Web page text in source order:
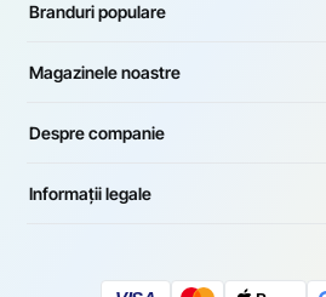
Branduri populare
Magazinele noastre
Despre companie
Informații legale